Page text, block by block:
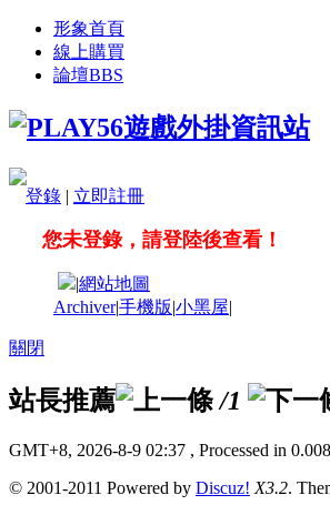
形象首頁
線上購買
論壇BBS
登錄 | 立即註冊
您未登錄，請登陸後查看！
|網站地圖
Archiver|手機版|小黑屋|
關閉
站長推薦 /1
GMT+8, 2026-8-9 02:37 , Processed in
© 2001-2011 Powered by Discuz! X3.2.